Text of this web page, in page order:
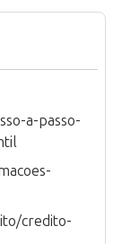
a-passo-
credito-